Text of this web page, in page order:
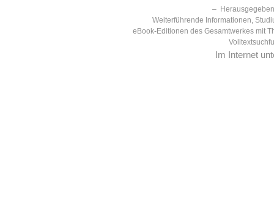
–
Weiterführende Informationen,
eBook-Editionen des Gesamtwerkes mit
Im Internet